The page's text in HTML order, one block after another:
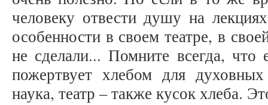
человеку отвести душу на
особенности в своем театре, в
не сделали... Помните всегда,
пожертвует хлебом для
наука, театр – также кусок хлеба.